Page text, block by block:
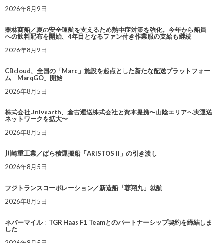
2026年8月9日
栗林商船／夏の安全運航を支えるため熱中症対策を強化。今年から船員
への飲料配布を開始、4年目となるファン付き作業服の支給も継続
2026年8月9日
CBcloud、全国の「Marq」施設を起点とした新たな配送プラットフォー
ム「MarqGO」開始
2026年8月5日
株式会社Univearth、倉吉運送株式会社と資本提携〜山陰エリアへ実運送
ネットワークを拡大〜
2026年8月5日
川崎重工業／ばら積運搬船「ARISTOS II」の引き渡し
2026年8月5日
フジトランスコーポレーション／新造船「蓉翔丸」就航
2026年8月5日
ネバーマイル：TGR Haas F1 Teamとのパートナーシップ契約を締結しま
した